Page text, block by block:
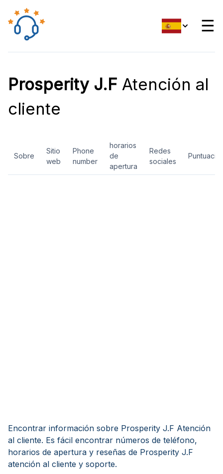
☰
Prosperity J.F Atención al
cliente
Sobre
Sitio
web
Phone
number
horarios
de
apertura
Redes
sociales
Encontrar información sobre Prosperity J.F Atención
al cliente. Es fácil encontrar números de teléfono,
horarios de apertura y reseñas de Prosperity J.F
atención al cliente y soporte.